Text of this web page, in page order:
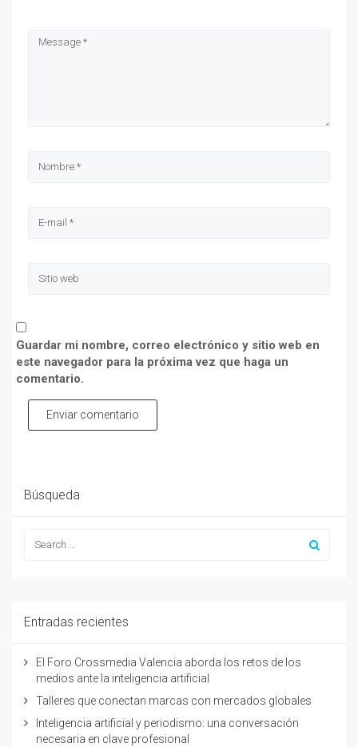
Guardar mi nombre, correo electrónico y sitio web en
este navegador para la próxima vez que haga un
comentario.
Enviar comentario
Búsqueda
Entradas recientes
El Foro Crossmedia Valencia aborda los retos de los
medios ante la inteligencia artificial
Talleres que conectan marcas con mercados globales
Inteligencia artificial y periodismo: una conversación
necesaria en clave profesional